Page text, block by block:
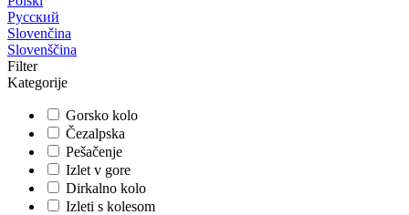
Русский
Slovenčina
Slovenščina
Filter
Kategorije
Gorsko kolo
Čezalpska
Pešačenje
Izlet v gore
Dirkalno kolo
Izleti s kolesom